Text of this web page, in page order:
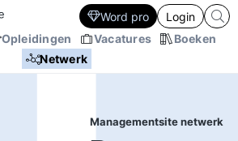
Opleidingen Vacatures
Boeken
Netwerk
Word pro Login
Managementsite netwerk